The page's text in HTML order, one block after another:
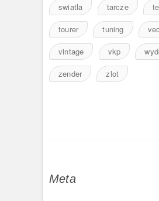
swiatla
tarcze
tourer
tuning
vintage
vkp
zender
zlot
Meta